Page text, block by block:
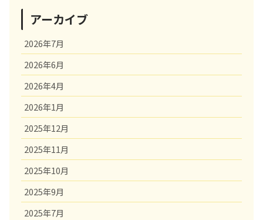
アーカイブ
2026年7月
2026年6月
2026年4月
2026年1月
2025年12月
2025年11月
2025年10月
2025年9月
2025年7月